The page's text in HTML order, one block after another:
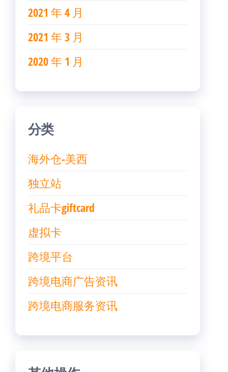
2021 年 4 月
2021 年 3 月
2020 年 1 月
分类
海外仓-美西
独立站
礼品卡giftcard
虚拟卡
跨境平台
跨境电商广告资讯
跨境电商服务资讯